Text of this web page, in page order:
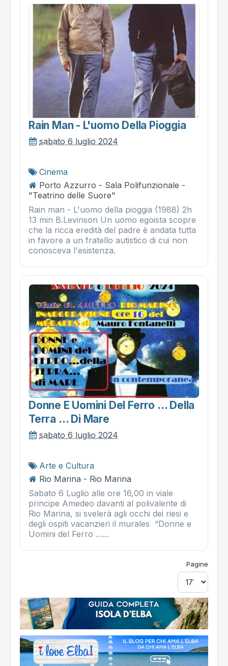
Rain Man - L'uomo Della Pioggia
sabato 6 luglio 2024
Cinema
Porto Azzurro - Sala Polifunzionale -
"Teatrino delle Suore"
Rain man - L'uomo della pioggia (1988) 2h
13 min B.Levinson Un uomo egoista scopre
che la ricca eredità del padre è andata tutta
in favore a un fratello autistico di cui non
conosceva l'esistenza.
Donne E Uomini Del Ferro … Della
Terra … Di Mare
sabato 6 luglio 2024
Arte e Cultura
Rio Marina - Rio Marina
Sabato 6 Luglio alle ore 16,00 in viale
principe Amedeo davanti al polivalente di
Rio Marina, si svelerà agli occhi dei riesi e
degli ospiti vacanzieri il murales “Donne e
Uomini del Ferro …...
Pagine